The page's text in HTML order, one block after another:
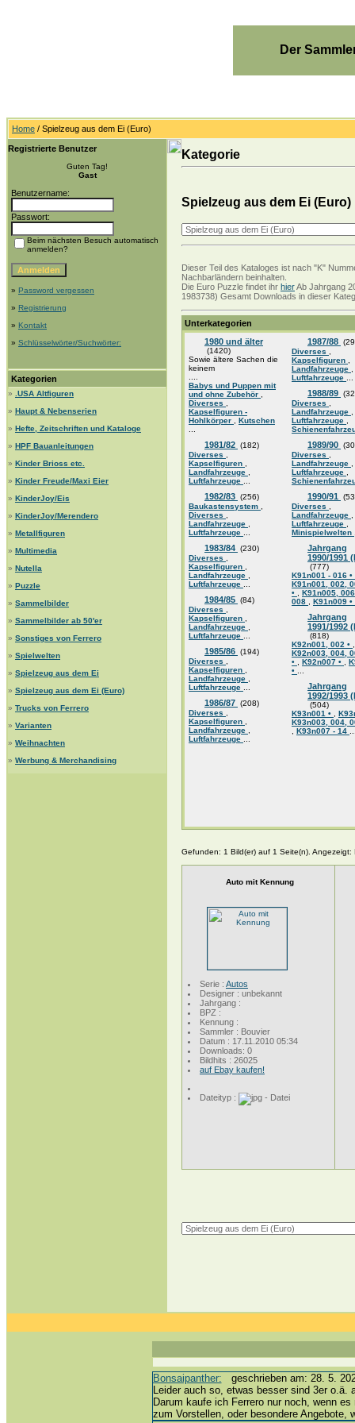
Der
Home / Spielzeug aus dem Ei (Euro)
Registrierte Benutzer
Guten Tag!
Gast
Benutzername:
Passwort:
Beim nächsten Besuch automatisch
anmelden?
» Password vergessen
» Registrierung
» Kontakt
» Schlüsselwörter/Suchwörter:
Kategorien
»
.USA Altfiguren
» Haupt & Nebenserien
» Hefte, Zeitschriften und Kataloge
» HPF Bauanleitungen
» Kinder Brioss etc.
» Kinder Freude/Maxi Eier
» KinderJoy/Eis
» KinderJoy/Merendero
» Metallfiguren
» Multimedia
» Nutella
» Puzzle
» Sammelbilder
» Sammelbilder ab 50'er
» Sonstiges von Ferrero
» Spielwelten
» Spielzeug aus dem Ei
» Spielzeug aus dem Ei (Euro)
» Trucks von Ferrero
» Varianten
» Weihnachten
» Werbung & Merchandising
Kategorie
Spielzeug aus dem Ei (Euro)
Dieser Teil des Kataloges ist nach "K"
Nachbarländern beinhalten.
Die Euro Puzzle findet ihr hierAb Jahrgang
1983738) Gesamt Downloads in dieser
Unterkategorien
1980 und älter
(1420)
Sowie ältere Sachen die
keinem
Babys und Puppen mit
und ohne Zubehör
Diverses
Kapselfiguren -
Hohlkörper
Kutschen
1981/82 (182)
Diverses
Kapselfiguren
Landfahrzeuge
Luftfahrzeuge
1982/83 (256)
Baukastensystem
Diverses
Landfahrzeuge
Luftfahrzeuge
1983/84 (230)
Diverses
Kapselfiguren
Landfahrzeuge
Luftfahrzeuge
1984/85 (84)
Diverses
Kapselfiguren
Landfahrzeuge
Luftfahrzeuge
1985/86 (194)
Diverses
Kapselfiguren
Landfahrzeuge
Luftfahrzeuge
1986/87 (208)
Diverses
Kapselfiguren
Landfahrzeuge
Luftfahrzeuge
1987/88
Diverses
Kapselfiguren
Landfahrzeuge
Luftfahrzeuge
1988/89
Diverses
Landfahrzeuge
Luftfahrzeuge
1989/90
Diverses
Landfahrzeuge
Luftfahrzeuge
1990/91
Diverses
Landfahrzeuge
Luftfahrzeuge
Minispielwelten
Jahrgang
1990/1991
(777)
K91n001 - 016 •
K91n001, 002,
•
K91n005,
008
K91n009 •
Jahrgang
1991/1992
(818)
K92n001, 002 •
K92n003, 004,
•
K92n007 •
•
Jahrgang
1992/1993
(504)
K93n001 •
K93n003, 004,
K93n007 - 14
Gefunden: 1 Bild(er) auf 1 Seite(n). Angezeigt:
Auto mit Kennung
Serie : Autos
Designer : unbekannt
Jahrgang :
BPZ :
Kennung :
Sammler : Bouvier
Datum : 17.11.2010 05:34
Downloads: 0
Bildhits : 26025
auf Ebay kaufen!
Dateityp :
Bonsaipanther: geschrieben am: 28. 5.
Leider auch so, etwas besser sind 3er o.ä.
Darum kaufe ich Ferrero nur noch, wenn
zum Vorstellen, oder besondere Angebote,